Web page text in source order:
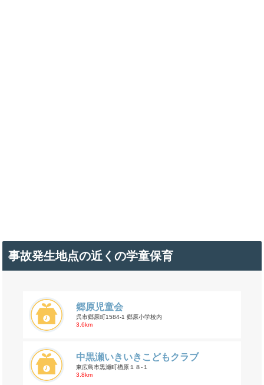
事故発生地点の近くの学童保育
郷原児童会
呉市郷原町1584-1 郷原小学校内
3.6km
中黒瀬いきいきこどもクラブ
東広島市黒瀬町楢原１８-１
3.8km